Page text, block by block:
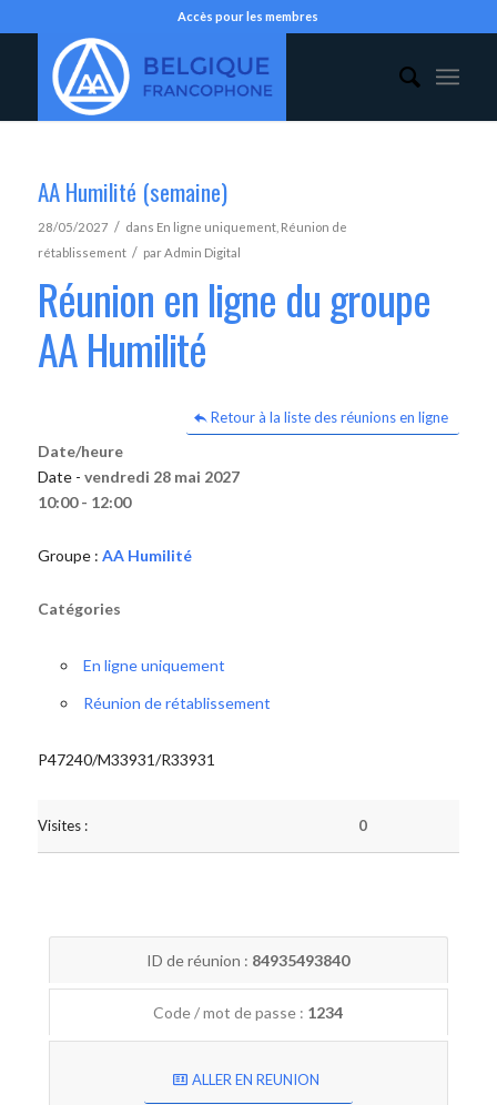
Accès pour les membres
AA Humilité (semaine)
28/05/2027 / dans En ligne uniquement, Réunion de
rétablissement / parAdmin Digital
Réunion en ligne du groupe
AA Humilité
Retour à la liste des réunions en ligne
Date/heure
Date - vendredi 28 mai 2027
10:00 - 12:00
Groupe : AA Humilité
Catégories
En ligne uniquement
Réunion de rétablissement
P47240/M33931/R33931
Visites : 0
ID de réunion : 84935493840
Code / mot de passe : 1234
ALLER EN REUNION